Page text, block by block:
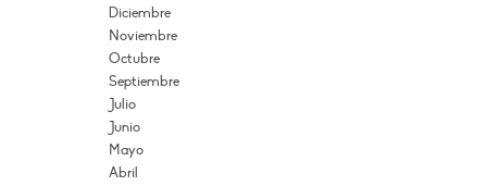
Diciembre
Noviembre
Octubre
Septiembre
Julio
Junio
Mayo
Abril